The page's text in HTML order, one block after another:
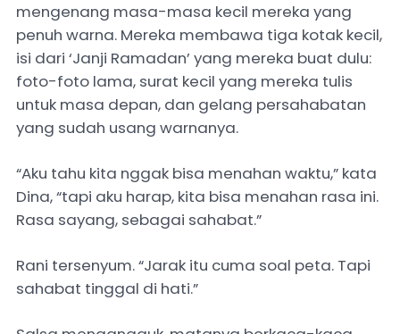
mengenang masa-masa kecil mereka yang
penuh warna. Mereka membawa tiga kotak kecil,
isi dari ‘Janji Ramadan’ yang mereka buat dulu:
foto-foto lama, surat kecil yang mereka tulis
untuk masa depan, dan gelang persahabatan
yang sudah usang warnanya.
“Aku tahu kita nggak bisa menahan waktu,” kata
Dina, “tapi aku harap, kita bisa menahan rasa ini.
Rasa sayang, sebagai sahabat.”
Rani tersenyum. “Jarak itu cuma soal peta. Tapi
sahabat tinggal di hati.”